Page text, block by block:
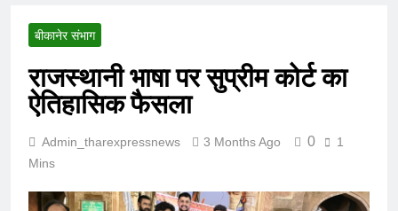
बीकानेर संभाग
राजस्थानी भाषा पर सुप्रीम कोर्ट का
ऐतिहासिक फैसला
Admin_tharexpressnews 3 Months Ago 0
1
Mins